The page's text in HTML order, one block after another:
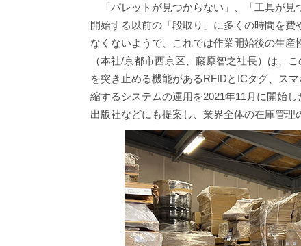
「パレットが見つからない」、「工具が見
開始する以前の「段取り」に多くの時間を
なくないようで、これでは作業開始後の生産
（本社/京都市西京区、藤原智之社長）は、
を突き止める機能があるRFIDとICタグ、ス
縮するシステムの運用を2021年11月に開始
出版社などにも提案し、業界全体の在庫管理